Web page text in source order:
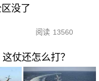
没了
阅读 13560
仗还怎么打？